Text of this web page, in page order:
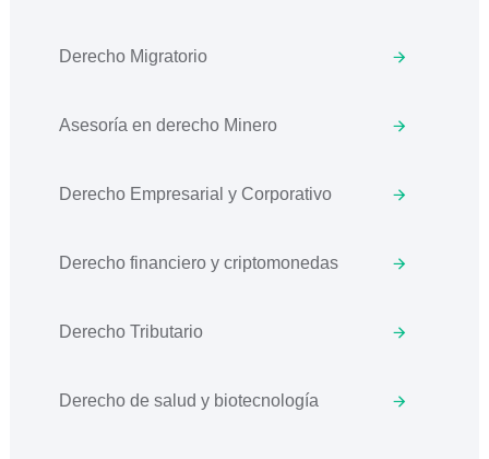
Derecho Migratorio
Asesoría en derecho Minero
Derecho Empresarial y Corporativo
Derecho financiero y criptomonedas
Derecho Tributario
Derecho de salud y biotecnología